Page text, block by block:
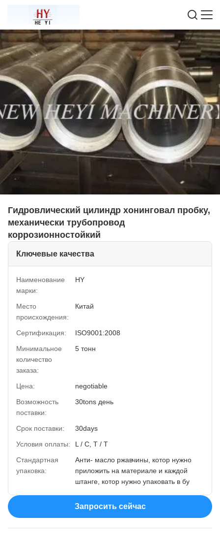
Гидровлический цилиндр хонинговал пробку,
механически трубопровод
коррозионностойкий
Ключевые качества
Наименование
марки:
HY
Место
происхождения:
Китай
Сертификация:
ISO9001:2008
Минимальное
количество
заказа:
5 тонн
Цена:
negotiable
Возможность
поставки:
30tons день
Срок поставки:
30days
Условия оплаты:
L / C, T / T
Стандартная
упаковка:
Анти- масло ржавчины, котор нужно
приложить на материале и каждой
штанге, котор нужно упаковать в бу
Запросить сейчас